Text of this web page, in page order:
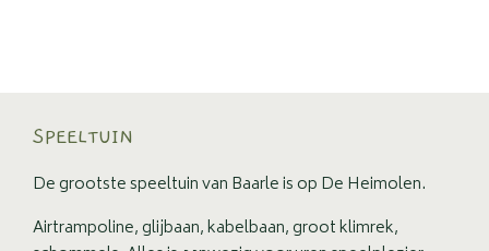
SPEELTUIN
De grootste speeltuin van Baarle is op De Heimolen.
Airtrampoline, glijbaan, kabelbaan, groot klimrek,